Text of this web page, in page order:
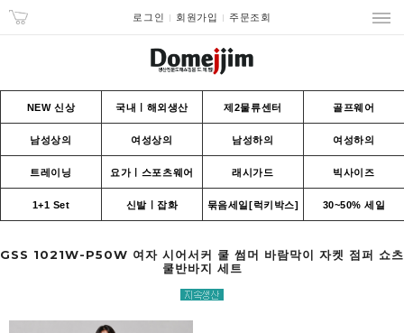
로그인 회원가입 주문조회
NEW 신상 국내ㅣ해외생산 제2물류센터 골프웨어
남성상의 여성상의 남성하의 여성하의
트레이닝 요가ㅣ스포츠웨어 래시가드 빅사이즈
1+1 Set 신발ㅣ잡화 묶음세일[럭키박스] 30~50% 세일
GSS 1021W-P50W 여자 시어서커 쿨 썸머 바람막이 자켓 점퍼 쇼츠
쿨반바지 세트